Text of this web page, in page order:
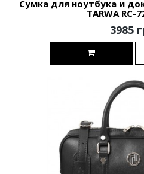
Сумка для ноутбука и
TARWA RC-
3985